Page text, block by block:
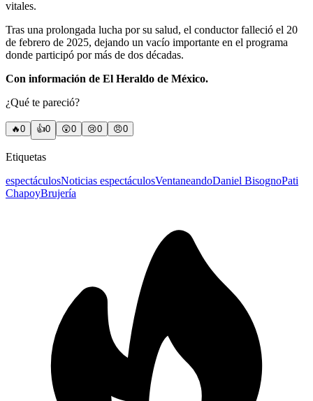
vitales.
Tras una prolongada lucha por su salud, el conductor falleció el 20
de febrero de 2025, dejando un vacío importante en el programa
donde participó por más de dos décadas.
Con información de El Heraldo de México.
¿Qué te pareció?
🔥0 👍0 😲0 😢0 😠0
Etiquetas
espectáculosNoticias espectáculosVentaneandoDaniel BisognoPati
ChapoyBrujería